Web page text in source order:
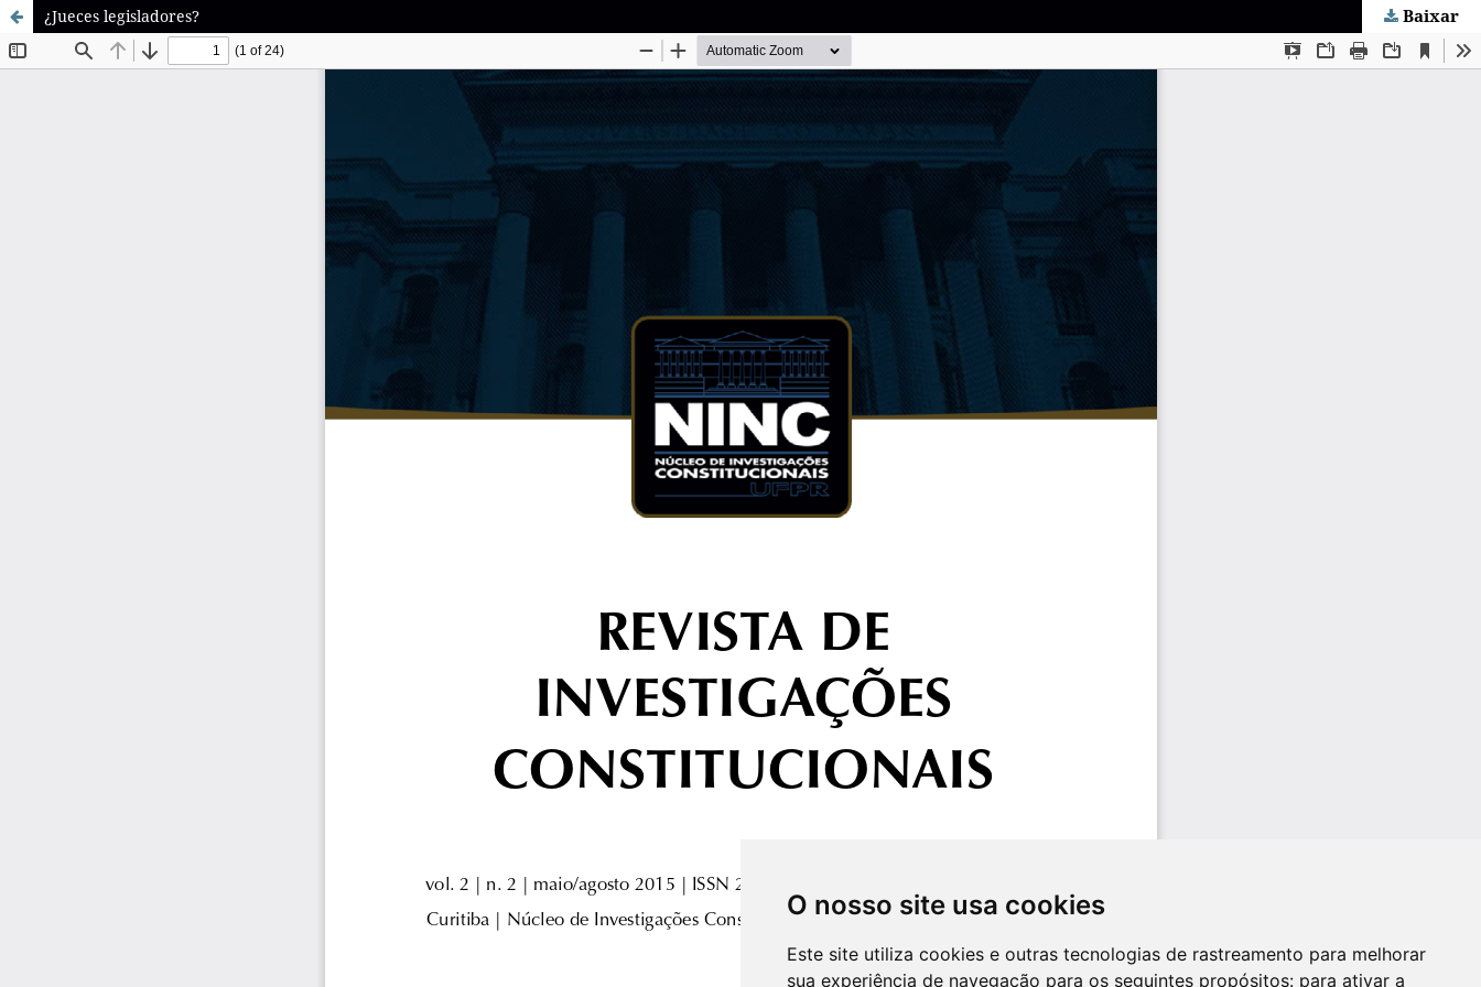
O nosso site usa cookies
Este site utiliza cookies e outras tecnologias de rastreamento para melhorar
sua experiência de navegação para os seguintes propósitos: para ativar a
¿Jueces legisladores? Baixar